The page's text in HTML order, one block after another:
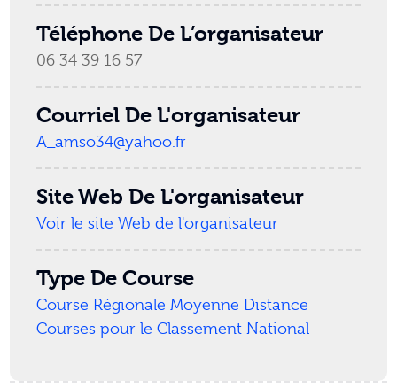
Téléphone De L’organisateur
06 34 39 16 57
Courriel De L'organisateur
A_amso34@yahoo.fr
Site Web De L'organisateur
Voir le site Web de l'organisateur
Type De Course
Course Régionale Moyenne Distance
Courses pour le Classement National